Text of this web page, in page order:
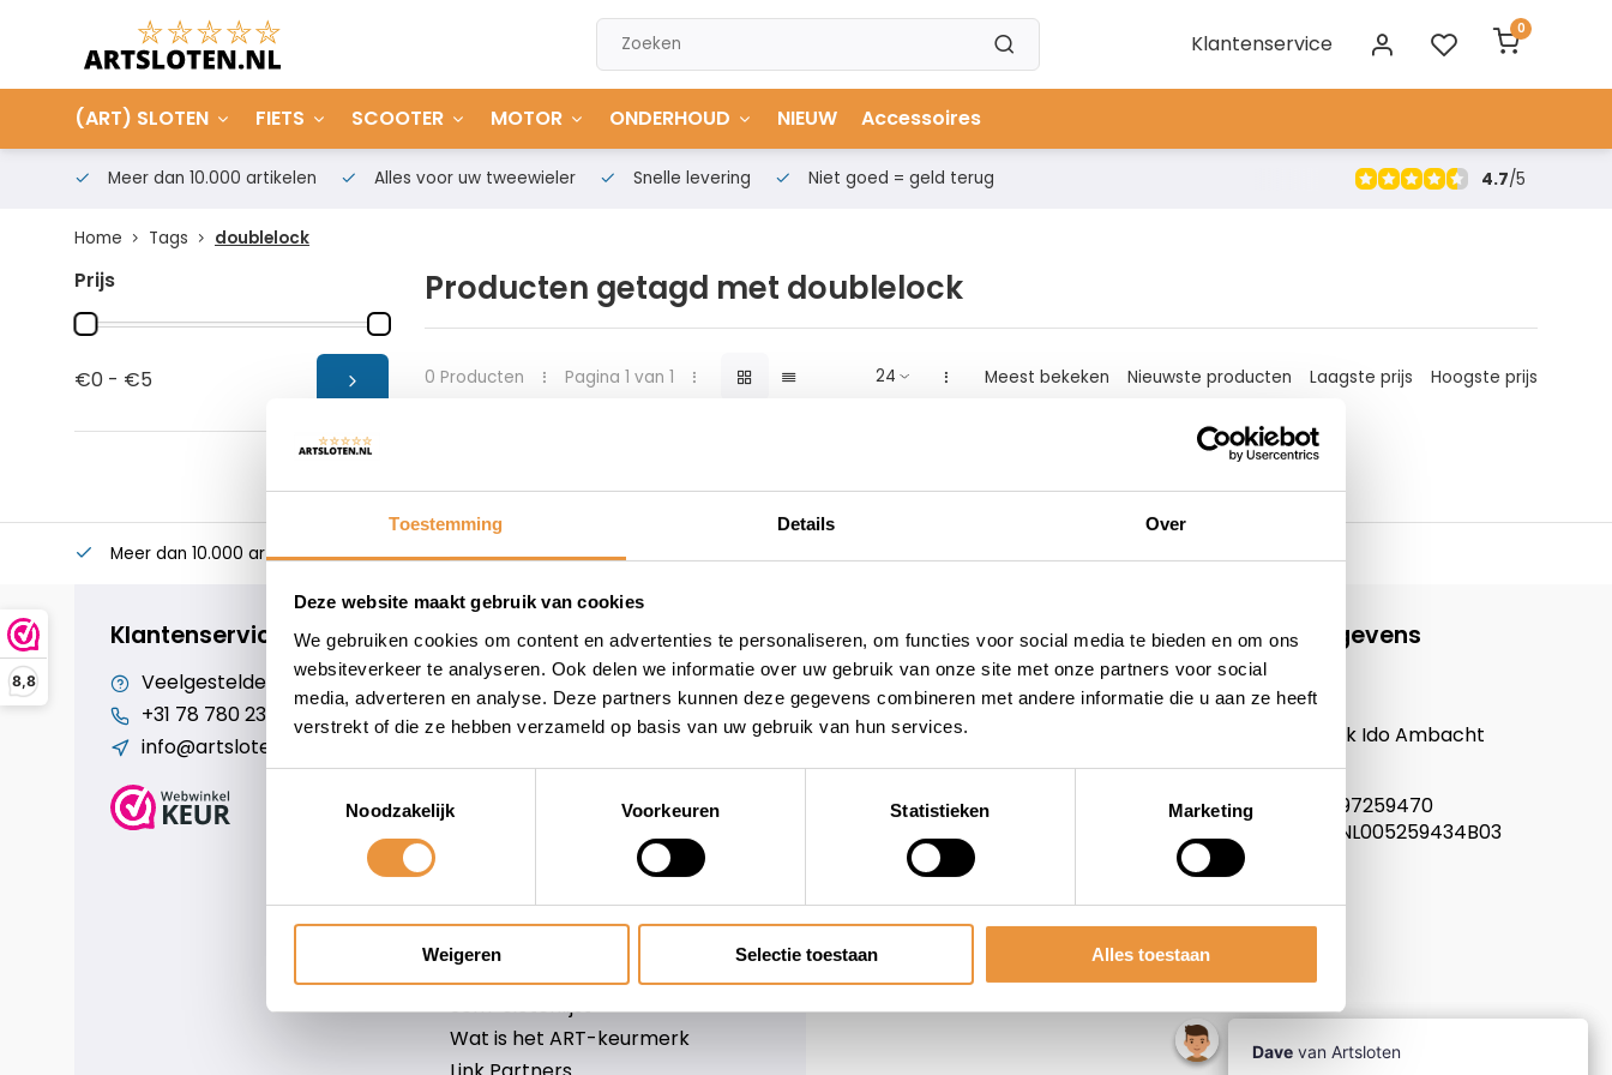
Toestemming Details Over
Deze website maakt gebruik van cookies
We gebruiken cookies om content en advertenties te personaliseren, om functies voor social media te bieden en om ons
websiteverkeer te analyseren. Ook delen we informatie over uw gebruik van onze site met onze partners voor social
media, adverteren en analyse. Deze partners kunnen deze gegevens combineren met andere informatie die u aan ze heeft
verstrekt of die ze hebben verzameld op basis van uw gebruik van hun services.
Noodzakelijk
Voorkeuren Statistieken Marketing
Weigeren Selectie toestaan Alles toestaan
8,8
Klantenservice
0
(ART) SLOTEN FIETS SCOOTER MOTOR ONDERHOUD NIEUW Accessoires
Meer dan 10.000 artikelen Alles voor uw tweewieler Snelle levering Niet goed = geld terug 4.7/5
Home Tags doublelock
Prijs
€0 - €5
Producten getagd met doublelock
0 Producten Pagina 1 van 1 Meest bekeken Nieuwste producten Laagste prijs Hoogste prijs
Meer dan 10.000 artikelen Alles voor uw tweewieler
Klantenservice
Veelgestelde vragen
+31 78 780 2330
info@artsloten.nl
Cookiebeleid
Over ons
Privacy Policy
Verzenden & retourneren
Contact
Sitemap
Art-slotenlijst
Scm-slotenlijst
Wat is het ART-keurmerk
Informatie
Over ons
Blog
Contactgegevens
ARTsloten.nl
Noordeinde 114
3341LW, Hendrik Ido Ambacht
Nederland
KVK nummer: 97259470
Btw nummer: NL005259434B03